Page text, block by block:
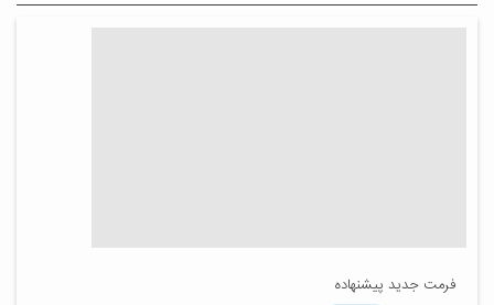
فرمت جدید پیشنهاده